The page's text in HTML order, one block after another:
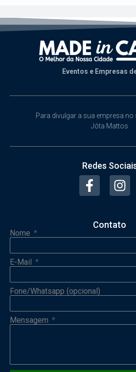
Eventos e Empresas
Para divulgar a sua empresa no
Jóta Mattos
Redes
Contato
Nome
E-Mail
Fone/Whatsapp (opcional)
Mensagem